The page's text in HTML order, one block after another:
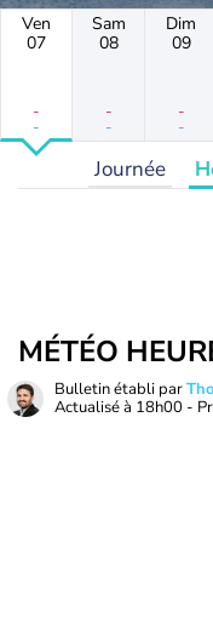
Ven
07
-
-
Sam
08
-
-
Dim
09
-
-
Journée
MÉTÉO
Bulletin établi par
Actualisé à 18h00 -